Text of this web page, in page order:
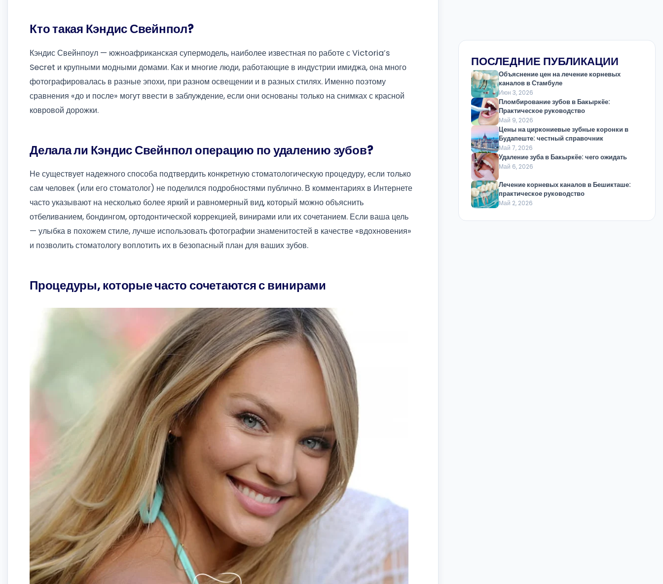
Кто такая Кэндис Свейнпол?
Кэндис Свейнпоул — южноафриканская супермодель, наиболее известная по работе с Victoria’s
Secret и крупными модными домами. Как и многие люди, работающие в индустрии имиджа, она много
фотографировалась в разные эпохи, при разном освещении и в разных стилях. Именно поэтому
сравнения «до и после» могут ввести в заблуждение, если они основаны только на снимках с красной
ковровой дорожки.
Делала ли Кэндис Свейнпол операцию по удалению зубов?
Не существует надежного способа подтвердить конкретную стоматологическую процедуру, если только
сам человек (или его стоматолог) не поделился подробностями публично. В комментариях в Интернете
часто указывают на несколько более яркий и равномерный вид, который можно объяснить
отбеливанием, бондингом, ортодонтической коррекцией, винирами или их сочетанием. Если ваша цель
— улыбка в похожем стиле, лучше использовать фотографии знаменитостей в качестве «вдохновения»
и позволить стоматологу воплотить их в безопасный план для ваших зубов.
Процедуры, которые часто сочетаются с винирами
ПОСЛЕДНИЕ ПУБЛИКАЦИИ
Объяснение цен на лечение корневых
каналов в Стамбуле
Июн 3, 2026
Пломбирование зубов в Бакыркёе:
Практическое руководство
Май 9, 2026
Цены на циркониевые зубные коронки в
Будапеште: честный справочник
Май 7, 2026
Удаление зуба в Бакыркёе: чего ожидать
Май 6, 2026
Лечение корневых каналов в Бешикташе:
практическое руководство
Май 2, 2026